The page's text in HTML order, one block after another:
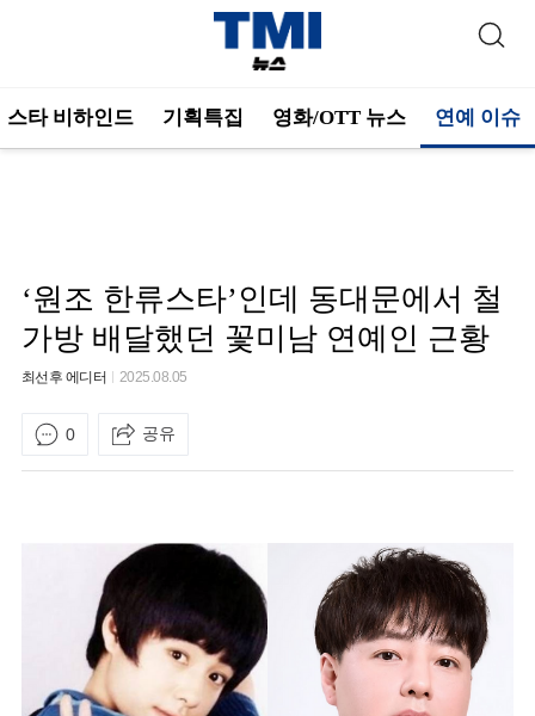
스타 비하인드 기획특집 영화/OTT 뉴스 연예 이슈
‘원조 한류스타’인데 동대문에서 철
가방 배달했던 꽃미남 연예인 근황
최선후 에디터 2025.08.05
0 공유